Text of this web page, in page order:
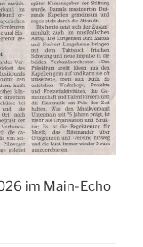
im Main-Echo